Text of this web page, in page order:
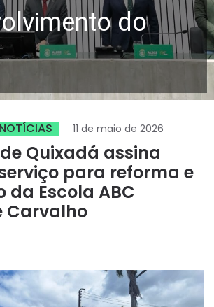
do
NOTÍCIAS 11 de maio de 2026
Quixadá assina
para reforma e
Escola ABC
Carvalho